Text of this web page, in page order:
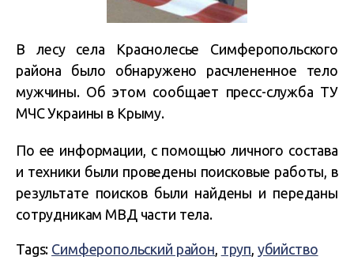
В лесу села Краснолесье Симферопольского
района было обнаружено расчлененное тело
мужчины. Об этом сообщает пресс-служба ТУ
МЧС Украины в Крыму.
По ее информации, с помощью личного состава
и техники были проведены поисковые работы, в
результате поисков были найдены и переданы
сотрудникам МВД части тела.
Tags: Симферопольский район труп убийство